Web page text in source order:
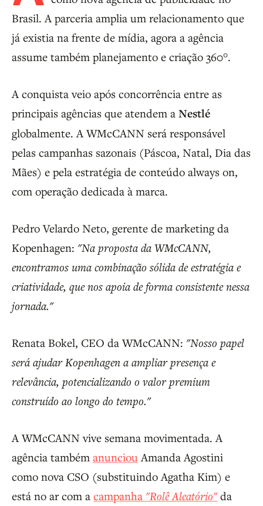
Brasil. A parceria amplia um relacionamento que
já existia na frente de mídia, agora a agência
assume também planejamento e criação 360°.
A conquista veio após concorrência entre as
principais agências que atendem a Nestlé
globalmente. A WMcCANN será responsável
pelas campanhas sazonais (Páscoa, Natal, Dia das
Mães) e pela estratégia de conteúdo always on,
com operação dedicada à marca.
Pedro Velardo Neto, gerente de marketing da
Kopenhagen: "Na proposta da WMcCANN,
encontramos uma combinação sólida de estratégia e
criatividade, que nos apoia de forma consistente nessa
jornada."
Renata Bokel, CEO da WMcCANN: "Nosso papel
será ajudar Kopenhagen a ampliar presença e
relevância, potencializando o valor premium
construído ao longo do tempo."
A WMcCANN vive semana movimentada. A
agência também anunciouAmanda Agostini
como nova CSO (substituindo Agatha Kim) e
está no ar com a campanha "Rolê Aleatório"da